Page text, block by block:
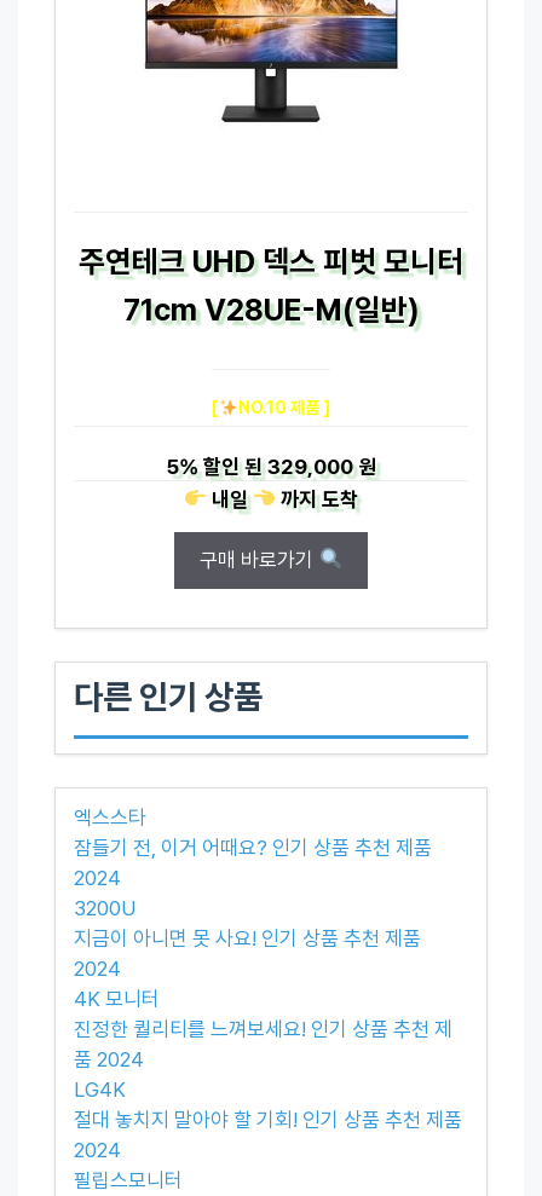
주연테크 UHD 덱스 피벗 모니터
71cm V28UE-M(일반)
[ NO.10 제품 ]
5%할인 된329,000 원
내일
까지도착
구매 바로가기
다른 인기 상품
엑스스타
잠들기 전, 이거 어때요? 인기 상품 추천 제품
2024
3200U
지금이 아니면 못 사요! 인기 상품 추천 제품
2024
4K 모니터
진정한 퀄리티를 느껴보세요! 인기 상품 추천 제
품 2024
LG4K
절대 놓치지 말아야 할 기회! 인기 상품 추천 제품
2024
필립스모니터